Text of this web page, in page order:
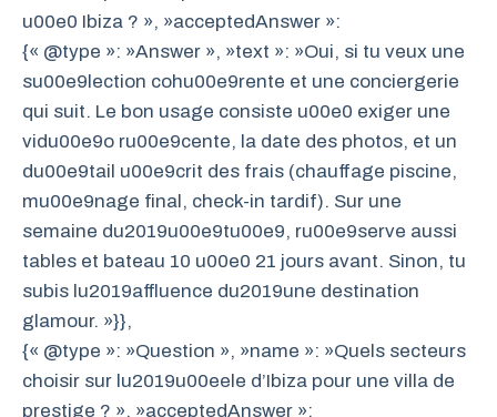
u00e0 Ibiza ? », »acceptedAnswer »:
{« @type »: »Answer », »text »: »Oui, si tu veux une
su00e9lection cohu00e9rente et une conciergerie
qui suit. Le bon usage consiste u00e0 exiger une
vidu00e9o ru00e9cente, la date des photos, et un
du00e9tail u00e9crit des frais (chauffage piscine,
mu00e9nage final, check-in tardif). Sur une
semaine du2019u00e9tu00e9, ru00e9serve aussi
tables et bateau 10 u00e0 21 jours avant. Sinon, tu
subis lu2019affluence du2019une destination
glamour. »}},
{« @type »: »Question », »name »: »Quels secteurs
choisir sur lu2019u00eele d’Ibiza pour une villa de
prestige ? », »acceptedAnswer »: